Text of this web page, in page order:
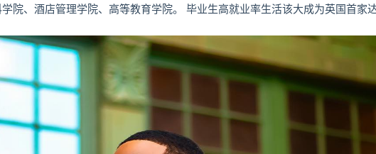
院、酒店管理学院、高等教育学院。 毕业生高就业率生活该大成为英国首家